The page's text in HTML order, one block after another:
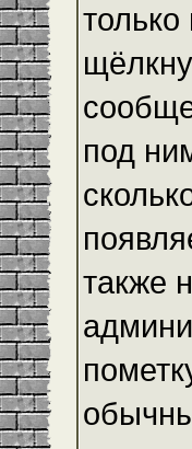
под
также